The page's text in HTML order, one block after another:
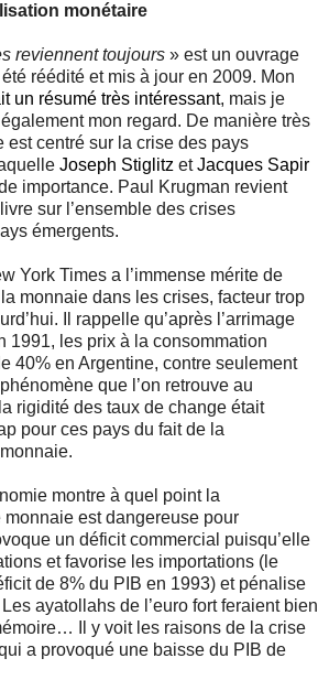
monétaire
reviennent toujours » est un ouvrage
réédité et mis à jour en 2009. Mon
un résumé très intéressant, mais je
mon regard. De manière très
est centré sur la crise des pays
Joseph Stiglitz etJacques Sapir
importance. Paul Krugman revient
sur l’ensemble des crises
émergents.
York Times a l’immense mérite de
monnaie dans les crises, facteur trop
Il rappelle qu’après l’arrimage
1991, les prix à la consommation
40% en Argentine, contre seulement
que l’on retrouve au
rigidité des taux de change était
pour ces pays du fait de la
montre à quel point la
monnaie est dangereuse pour
un déficit commercial puisqu’elle
et favorise les importations (le
de 8% du PIB en 1993) et pénalise
ayatollahs de l’euro fort feraient bien
Il y voit les raisons de la crise
a provoqué une baisse du PIB de